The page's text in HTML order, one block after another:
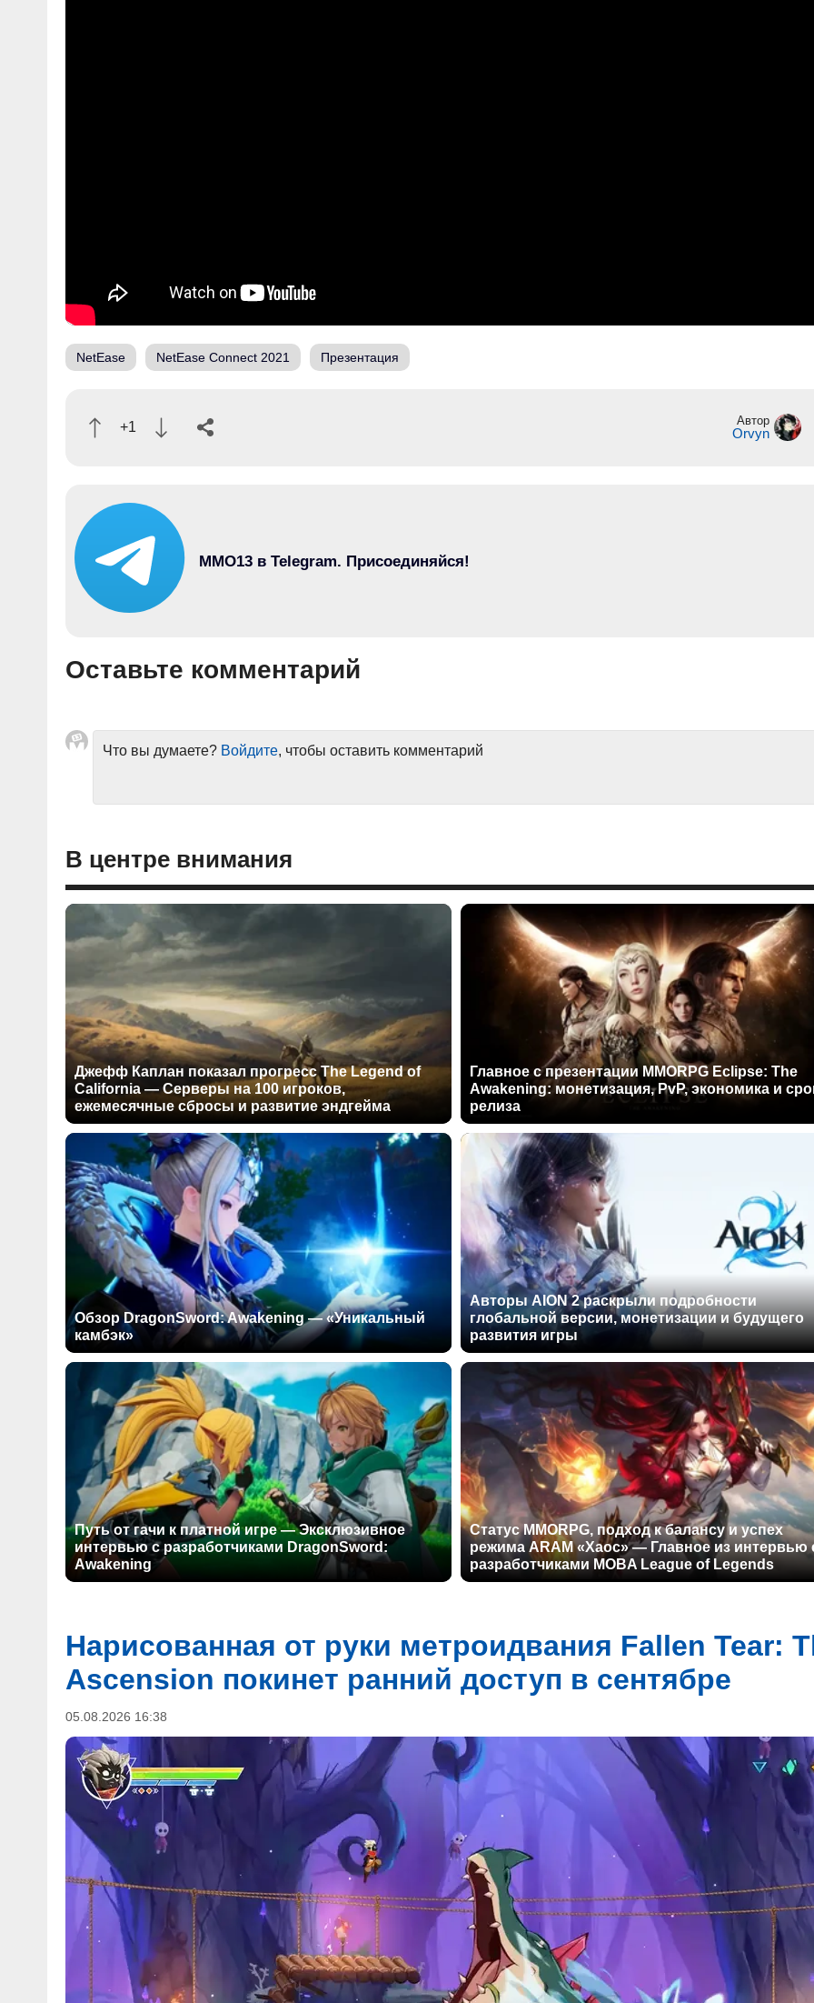
NetEase NetEase Connect 2021 Презентация
+1 Автор
Orvyn
MMO13 в Telegram. Присоединяйся!
Оставьте комментарий
Что вы думаете? Войдите, чтобы оставить комментарий
В центре внимания
Джефф Каплан показал прогресс The Legend of
California — Серверы на 100 игроков,
ежемесячные сбросы и развитие эндгейма
Главное с презентации MMORPG Eclipse: The
Awakening: монетизация, PvP, экономика и
релиза
Обзор DragonSword: Awakening — «Уникальный
камбэк»
Авторы AION 2 раскрыли подробности
глобальной версии, монетизации и будущего
развития игры
Путь от гачи к платной игре — Эксклюзивное
интервью с разработчиками DragonSword:
Awakening
Статус MMORPG, подход к балансу и успех
режима ARAM «Хаос» — Главное из интервью
разработчиками MOBA League of Legends
Нарисованная от руки метроидвания Fallen Tear:
Ascension покинет ранний доступ в сентябре
05.08.2026 16:38